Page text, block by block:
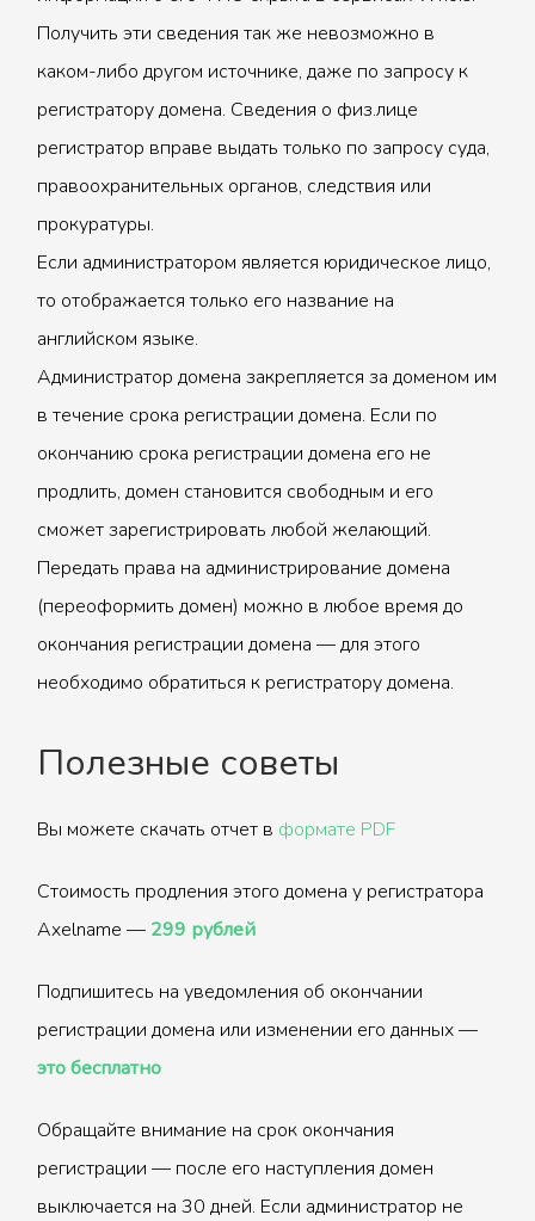
Получить эти сведения так же невозможно в
каком-либо другом источнике, даже по запросу к
регистратору домена. Сведения о физ.лице
регистратор вправе выдать только по запросу суда,
правоохранительных органов, следствия или
прокуратуры.
Если администратором является юридическое лицо,
то отображается только его название на
английском языке.
Администратор домена закрепляется за доменом им
в течение срока регистрации домена. Если по
окончанию срока регистрации домена его не
продлить, домен становится свободным и его
сможет зарегистрировать любой желающий.
Передать права на администрирование домена
(переоформить домен) можно в любое время до
окончания регистрации домена — для этого
необходимо обратиться к регистратору домена.
Полезные советы
Вы можете скачать отчет в формате PDF
Стоимость продления этого домена у регистратора
Axelname — 299 рублей
Подпишитесь на уведомления об окончании
регистрации домена или изменении его данных —
это бесплатно
Обращайте внимание на срок окончания
регистрации — после его наступления домен
выключается на 30 дней. Если администратор не